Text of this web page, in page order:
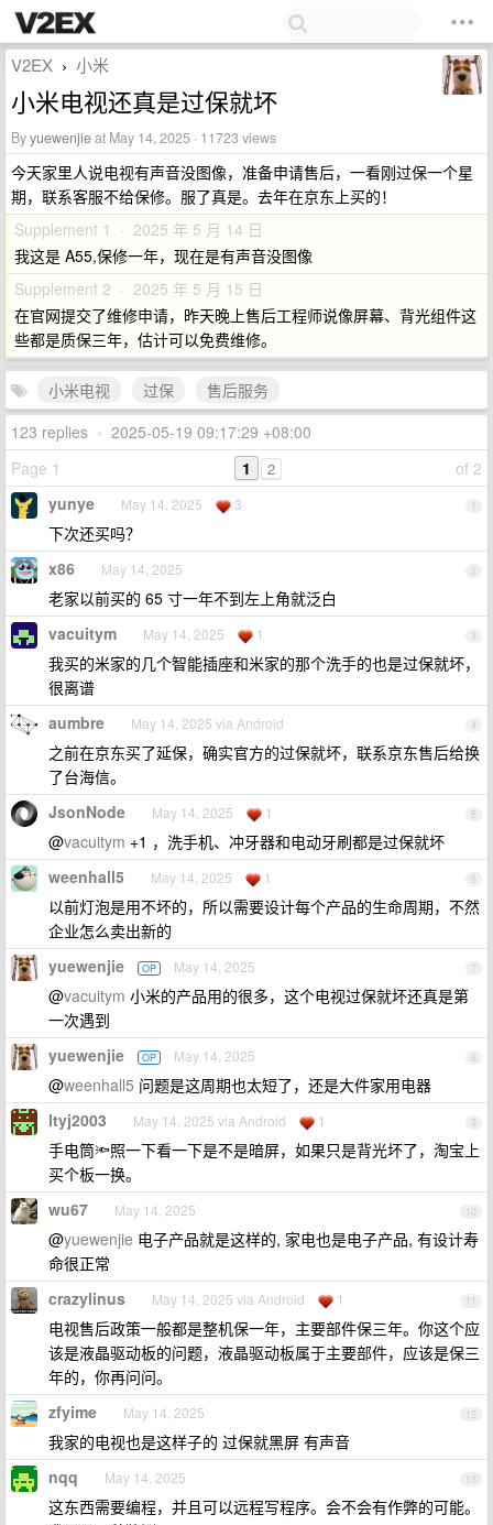
V2EX › 小米
小米电视还真是过保就坏
Byyuewenjieat May 14, 2025 · 11723 views
今天家里人说电视有声音没图像，准备申请售后，一看刚过保一个星
期，联系客服不给保修。服了真是。去年在京东上买的！
Supplement 1 · 2025 年 5 月 14 日
我这是 A55,保修一年，现在是有声音没图像
Supplement 2 · 2025 年 5 月 15 日
在官网提交了维修申请，昨天晚上售后工程师说像屏幕、背光组件这
些都是质保三年，估计可以免费维修。
小米电视 过保
售后服务
123 replies • 2025-05-19 09:17:29 +08:00
Page 1
of 2
1 2
1
yunye May 14, 2025 3
下次还买吗？
2
x86 May 14, 2025
老家以前买的 65 寸一年不到左上角就泛白
3
vacuitym May 14, 2025 1
我买的米家的几个智能插座和米家的那个洗手的也是过保就坏，
很离谱
4
aumbre May 14, 2025 via Android
之前在京东买了延保，确实官方的过保就坏，联系京东售后给换
了台海信。
5
JsonNode May 14, 2025 1
@vacuitym +1 ，洗手机、冲牙器和电动牙刷都是过保就坏
6
weenhall5 May 14, 2025 1
以前灯泡是用不坏的，所以需要设计每个产品的生命周期，不然
企业怎么卖出新的
7
yuewenjie OP May 14, 2025
@vacuitym 小米的产品用的很多，这个电视过保就坏还真是第
一次遇到
8
yuewenjie OP May 14, 2025
@weenhall5 问题是这周期也太短了，还是大件家用电器
9
ltyj2003 May 14, 2025 via Android 1
手电筒🔦照一下看一下是不是暗屏，如果只是背光坏了，淘宝上
买个板一换。
10
wu67 May 14, 2025
@yuewenjie 电子产品就是这样的, 家电也是电子产品, 有设计寿
命很正常
11
crazylinus May 14, 2025 via Android 1
电视售后政策一般都是整机保一年，主要部件保三年。你这个应
该是液晶驱动板的问题，液晶驱动板属于主要部件，应该是保三
年的，你再问问。
12
zfyime May 14, 2025
我家的电视也是这样子的 过保就黑屏 有声音
13
nqq May 14, 2025
这东西需要编程，并且可以远程写程序。会不会有作弊的可能。